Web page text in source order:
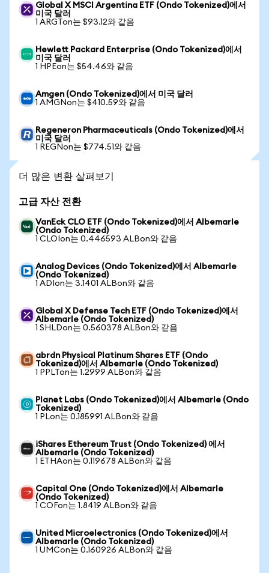
Global X MSCI Argentina ETF (Ondo Tokenized)에서
미국 달러
1 ARGTon는 $93.12와 같음
Hewlett Packard Enterprise (Ondo Tokenized)에서
미국 달러
1 HPEon는 $54.46와 같음
Amgen (Ondo Tokenized)에서 미국 달러
1 AMGNon는 $410.59와 같음
Regeneron Pharmaceuticals (Ondo Tokenized)에서
미국 달러
1 REGNon는 $774.51와 같음
더 많은 변환 살펴보기
고급 자산 전환
VanEck CLO ETF (Ondo Tokenized)에서 Albemarle
(Ondo Tokenized)
1 CLOIon는 0.446593 ALBon와 같음
Analog Devices (Ondo Tokenized)에서 Albemarle
(Ondo Tokenized)
1 ADIon는 3.1401 ALBon와 같음
Global X Defense Tech ETF (Ondo Tokenized)에서
Albemarle (Ondo Tokenized)
1 SHLDon는 0.560378 ALBon와 같음
abrdn Physical Platinum Shares ETF (Ondo
Tokenized)에서 Albemarle (Ondo Tokenized)
1 PPLTon는 1.2999 ALBon와 같음
Planet Labs (Ondo Tokenized)에서 Albemarle (Ondo
Tokenized)
1 PLon는 0.185991 ALBon와 같음
iShares Ethereum Trust (Ondo Tokenized) 에서
Albemarle (Ondo Tokenized)
1 ETHAon는 0.119678 ALBon와 같음
Capital One (Ondo Tokenized)에서 Albemarle
(Ondo Tokenized)
1 COFon는 1.8419 ALBon와 같음
United Microelectronics (Ondo Tokenized)에서
Albemarle (Ondo Tokenized)
1 UMCon는 0.160926 ALBon와 같음